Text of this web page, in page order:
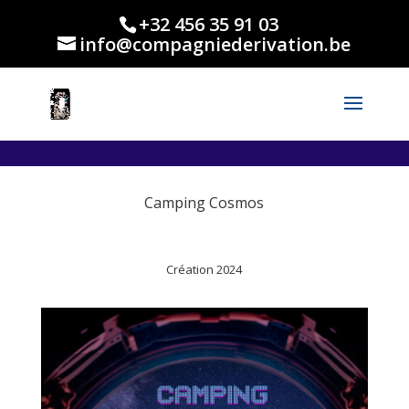
.et_header_style_centered #main-header .logo_container { height: 165px; }
+32 456 35 91 03
info@compagniederivation.be
Camping Cosmos
Création 2024